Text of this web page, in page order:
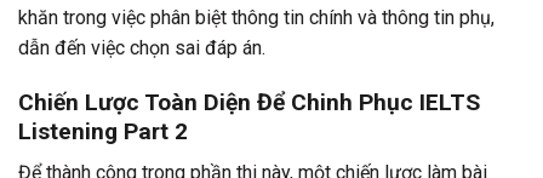
khăn trong việc phân biệt thông tin chính và thông tin phụ,
dẫn đến việc chọn sai đáp án.
Chiến Lược Toàn Diện Để Chinh Phục IELTS
Listening Part 2
Để thành công trong phần thi này, một chiến lược làm bài